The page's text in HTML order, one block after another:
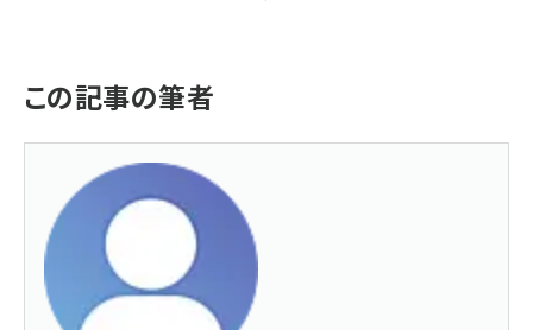
この記事の筆者